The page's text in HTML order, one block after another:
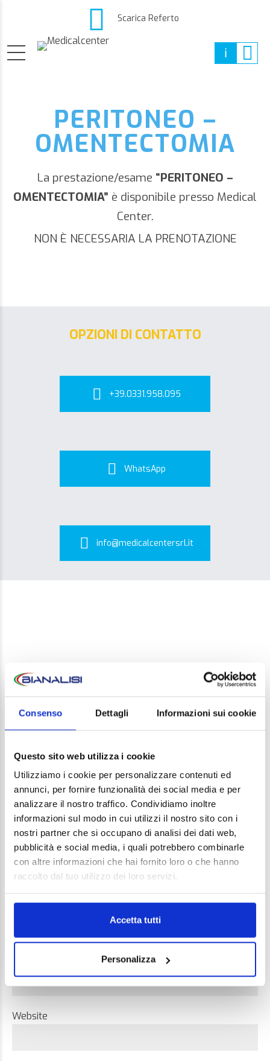
Consenso Dettagli Informazioni sui cookie
Questo sito web utilizza i cookie
Utilizziamo i cookie per personalizzare contenuti ed
annunci, per fornire funzionalità dei social media e per
analizzare il nostro traffico. Condividiamo inoltre
informazioni sul modo in cui utilizzi il nostro sito con i
nostri partner che si occupano di analisi dei dati web,
pubblicità e social media, i quali potrebbero combinarle
con altre informazioni che hai fornito loro o che hanno
raccolto dal tuo utilizzo dei loro servizi.
Accetta tutti
Personalizza
Scarica Referto
PERITONEO –
OMENTECTOMIA
La prestazione/esame “PERITONEO –
OMENTECTOMIA” è disponibile presso Medical
Center.
NON È NECESSARIA LA PRENOTAZIONE
OPZIONI DI CONTATTO
+39.0331.958.095
WhatsApp
info@medicalcentersrl.it
Your email address will not be published. Required
Comment
Name *
Website